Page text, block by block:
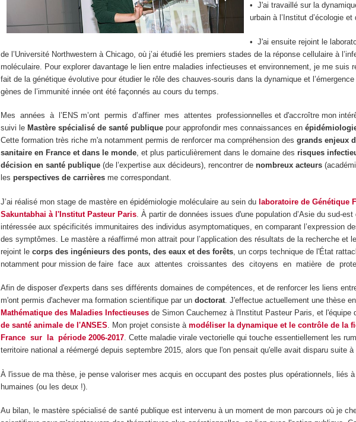
• J'ai travaillé sur la
urbain à l’Institut d’écologie
• J'ai ensuite rejoint le
de l’Université Northwestern à Chicago, où j’ai étudié les premiers stades de la réponse cellulaire à
moléculaire. Pour explorer davantage le lien entre maladies infectieuses et environnement, je me suis
fait de la génétique évolutive pour étudier le rôle des chauves-souris dans la dynamique et
gènes de l’immunité innée ont été façonnés au cours du temps.
Mes années à l’ENS m’ont permis d’affiner mes attentes professionnelles et d'accroître mon
suivi le Mastère spécialisé de santé publiquepour approfondir mes connaissances en
Cette formation très riche m'a notamment permis de renforcer ma compréhension desgrands enjeux
sanitaire en France et dans le monde, et plus particulièrement dans le domaine desrisques
décision en santé publique (de l’expertise aux décideurs), rencontrer denombreux acteurs
lesperspectives de carrières me correspondant.
J’ai réalisé mon stage de mastère en épidémiologie moléculaire au sein du laboratoire de Génétique
Sakuntabhai à l'Institut Pasteur Paris . À partir de données issues d'une population d’Asie du sud-
intéressée aux spécificités immunitaires des individus asymptomatiques, en comparant l’expression
des symptômes. Le mastère a réaffirmé mon attrait pour l’application des résultats de la recherche et
rejoint lecorps des ingénieurs des ponts, des eaux et des forêts , un corps technique de l'État
notamment pour mission de faire face aux attentes croissantes des citoyens en matière de
Afin de disposer d'experts dans ses différents domaines de compétences, et de renforcer les liens
m'ont permis d'achever ma formation scientifique par undoctorat. J'effectue actuellement une thèse
Mathématique des Maladies Infectieuses de Simon Cauchemez à l'Institut Pasteur Paris, et l'équipe
de santé animale de l'ANSES. Mon projet consiste àmodéliser la dynamique et le contrôle de la
France sur la période 2006-2017. Cette maladie virale vectorielle qui touche essentiellement les
territoire national a réémergé depuis septembre 2015, alors que l'on pensait qu'elle avait disparu suite à
À l'issue de ma thèse, je pense valoriser mes acquis en occupant des postes plus opérationnels, liés
humaines (ou les deux !).
Au bilan, le mastère spécialisé de santé publique est intervenu à un moment de mon parcours où je